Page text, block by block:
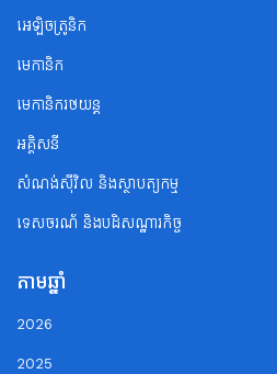
អេឡិចត្រូនិក
មេកានិក
មេកានិករថយន្ត
អគ្គិសនី
សំណង់ស៊ីវិល និងស្ថាបត្យកម្ម
ទេសចរណ័ និងបដិសណ្ឋារកិច្ច
តាមឆ្នាំ
2026
2025